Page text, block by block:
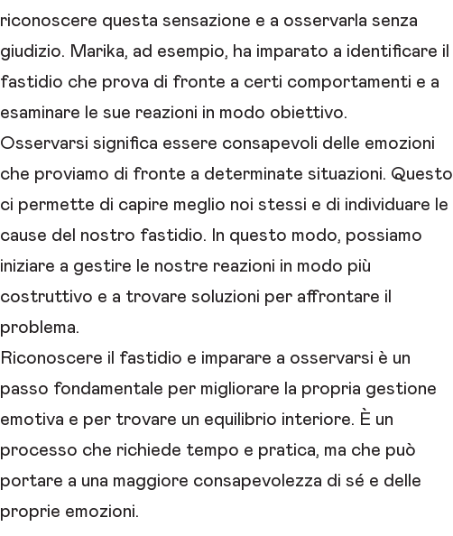
riconoscere questa sensazione e a osservarla senza
giudizio. Marika, ad esempio, ha imparato a identificare il
fastidio che prova di fronte a certi comportamenti e a
esaminare le sue reazioni in modo obiettivo.
Osservarsi significa essere consapevoli delle emozioni
che proviamo di fronte a determinate situazioni. Questo
ci permette di capire meglio noi stessi e di individuare le
cause del nostro fastidio. In questo modo, possiamo
iniziare a gestire le nostre reazioni in modo più
costruttivo e a trovare soluzioni per affrontare il
problema.
Riconoscere il fastidio e imparare a osservarsi è un
passo fondamentale per migliorare la propria gestione
emotiva e per trovare un equilibrio interiore. È un
processo che richiede tempo e pratica, ma che può
portare a una maggiore consapevolezza di sé e delle
proprie emozioni.